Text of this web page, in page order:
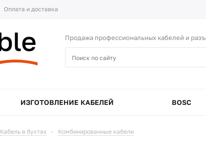
Оплата и доставка
Продажа профессиональных кабелей и
ИЗГОТОВЛЕНИЕ КАБЕЛЕЙ BOSC
Кабель в бухтах - Комбинированные кабели